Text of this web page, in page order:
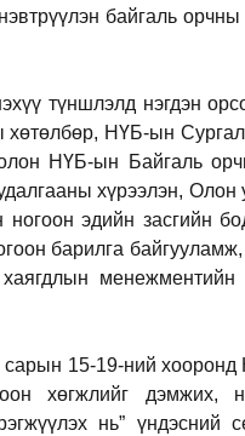
байгаль
түншлэлд нэгдэн
НҮБ-ын
НҮБ-ын Байгаль
хүрээлэн,
ногоон эдийн засгийн
барилга
менежментийн
15-19-ний
хөгжлийг дэмжих,
нь” үндэсний